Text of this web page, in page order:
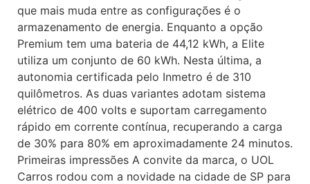
que mais muda entre as configurações é o
armazenamento de energia. Enquanto a opção
Premium tem uma bateria de 44,12 kWh, a Elite
utiliza um conjunto de 60 kWh. Nesta última, a
autonomia certificada pelo Inmetro é de 310
quilômetros. As duas variantes adotam sistema
elétrico de 400 volts e suportam carregamento
rápido em corrente contínua, recuperando a carga
de 30% para 80% em aproximadamente 24 minutos.
Primeiras impressões A convite da marca, o UOL
Carros rodou com a novidade na cidade de SP para